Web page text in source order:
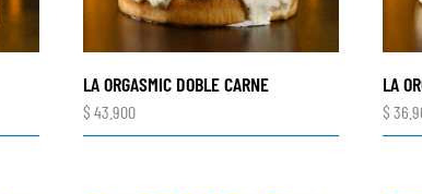
LA ORGASMIC DOBLE CARNE
$ 43.900
LA
$